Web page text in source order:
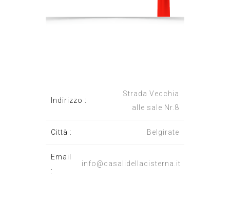
Indirizzo :
Strada Vecchia
alle sale Nr.8
Città : Belgirate
Email
:
info@casalidellacisterna.it